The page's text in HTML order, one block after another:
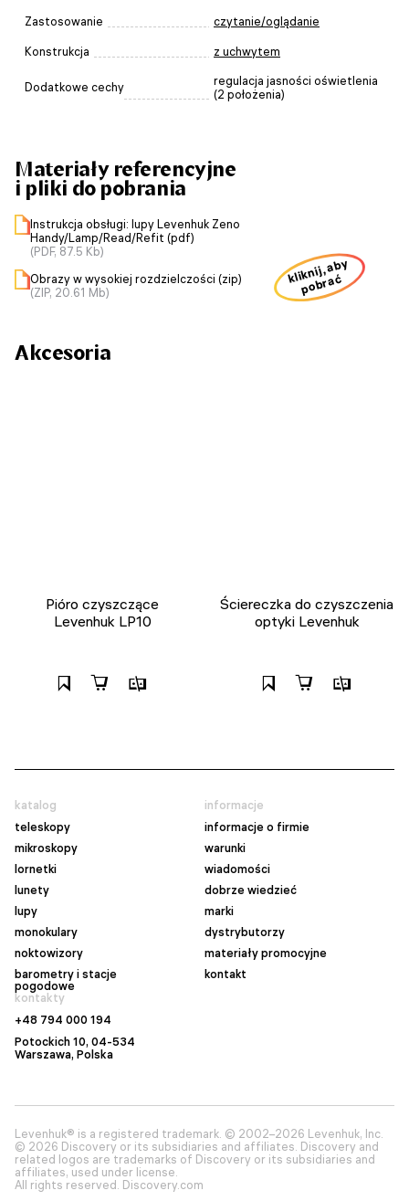
Zastosowanie czytanie/oglądanie
Konstrukcja z uchwytem
Dodatkowe cechy
regulacja jasności oświetlenia
(2 położenia)
Materiały referencyjne
i pliki do pobrania
Instrukcja obsługi: lupy Levenhuk Zeno
Handy/Lamp/Read/Refit (pdf)
(PDF, 87.5 Kb)
Obrazy w wysokiej rozdzielczości (zip)
(ZIP, 20.61 Mb)
kliknij, aby
pobrać
Akcesoria
Pióro czyszczące
Levenhuk LP10
Ściereczka do czyszczenia
optyki Levenhuk
katalog
teleskopy
mikroskopy
lornetki
lunety
lupy
monokulary
noktowizory
barometry i stacje
pogodowe
informacje
informacje o firmie
warunki
wiadomości
dobrze wiedzieć
marki
dystrybutorzy
materiały promocyjne
kontakt
kontakty
+48 794 000 194
Potockich 10, 04-534
Warszawa, Polska
Levenhuk® is a registered trademark. © 2002–2026 Levenhuk, Inc.
© 2026 Discovery or its subsidiaries and affiliates. Discovery and
related logos are trademarks of Discovery or its subsidiaries and
affiliates, used under license.
All rights reserved. Discovery.com